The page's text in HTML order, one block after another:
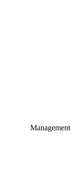
Management